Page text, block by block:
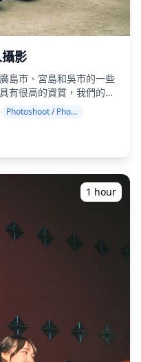
影
島市、宮島和吳市的一些
有很高的資質，我們的服
的構圖並確定理想的攝影
可提前 3 天預訂。我們將
歡的 10 張照片進行重新
起特定的氛圍，如果需
地點
的原子彈爆炸圓頂，其在
嚴島神社的漂浮鳥居 ・
全景 ・大和博物館和令人
・鐵鯨魚博物館
潛艇展示 ・縮景園的傳
海上自衛隊艦艇 ◆ 重
遲到，拍攝時間和交付的
日期前 3 天預測拍攝地點
，則有三個選擇：(1) 重新
取消拍攝。 ![]
7e1d-4fe4-bb4b-
Photoshoot / Photo tour
1 hour